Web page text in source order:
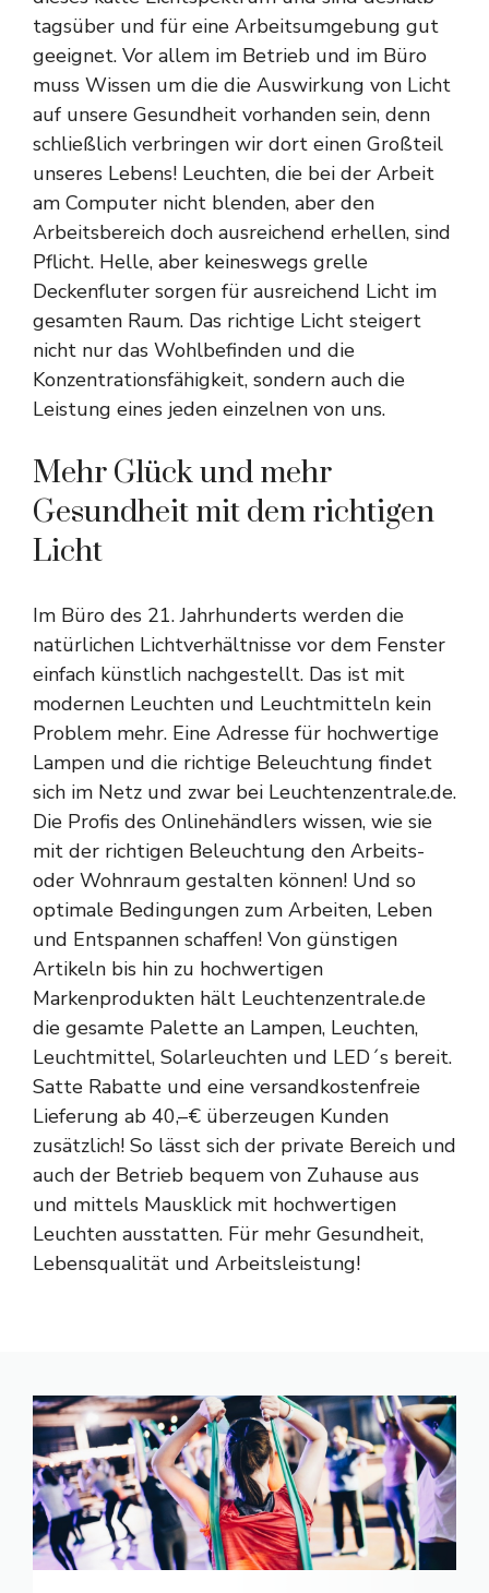
tagsüber und für eine Arbeitsumgebung gut
geeignet. Vor allem im Betrieb und im Büro
muss Wissen um die die Auswirkung von Licht
auf unsere Gesundheit vorhanden sein, denn
schließlich verbringen wir dort einen Großteil
unseres Lebens! Leuchten, die bei der Arbeit
am Computer nicht blenden, aber den
Arbeitsbereich doch ausreichend erhellen, sind
Pflicht. Helle, aber keineswegs grelle
Deckenfluter sorgen für ausreichend Licht im
gesamten Raum. Das richtige Licht steigert
nicht nur das Wohlbefinden und die
Konzentrationsfähigkeit, sondern auch die
Leistung eines jeden einzelnen von uns.
Mehr Glück und mehr
Gesundheit mit dem richtigen
Licht
Im Büro des 21. Jahrhunderts werden die
natürlichen Lichtverhältnisse vor dem Fenster
einfach künstlich nachgestellt. Das ist mit
modernen Leuchten und Leuchtmitteln kein
Problem mehr. Eine Adresse für hochwertige
Lampen und die richtige Beleuchtung findet
sich im Netz und zwar bei Leuchtenzentrale.de.
Die Profis des Onlinehändlers wissen, wie sie
mit der richtigen Beleuchtung den Arbeits-
oder Wohnraum gestalten können! Und so
optimale Bedingungen zum Arbeiten, Leben
und Entspannen schaffen! Von günstigen
Artikeln bis hin zu hochwertigen
Markenprodukten hält Leuchtenzentrale.de
die gesamte Palette an Lampen, Leuchten,
Leuchtmittel, Solarleuchten und LED´s bereit.
Satte Rabatte und eine versandkostenfreie
Lieferung ab 40,–€ überzeugen Kunden
zusätzlich! So lässt sich der private Bereich und
auch der Betrieb bequem von Zuhause aus
und mittels Mausklick mit hochwertigen
Leuchten ausstatten. Für mehr Gesundheit,
Lebensqualität und Arbeitsleistung!